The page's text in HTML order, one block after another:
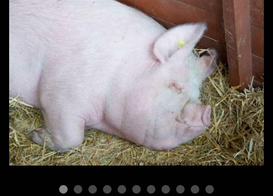
ПОРОДЫ СВИНЕЙ
Породы